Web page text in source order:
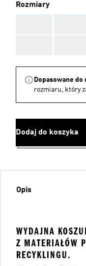
Rozmiary
Dopasowane
rozmiaru, który
Dodaj do koszyka
Opis
WYDAJNA
Z MATERIAŁÓW
RECYKLINGU.